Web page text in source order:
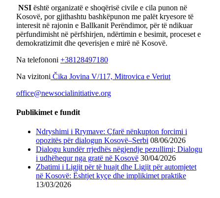
NSI është organizatë e shoqërisë civile e cila punon në
Kosovë, por gjithashtu bashkëpunon me palët kryesore të
interesit në rajonin e Ballkanit Perëndimor, për të ndikuar
përfundimisht në përfshirjen, ndërtimin e besimit, proceset e
demokratizimit dhe qeverisjen e mirë në Kosovë.
Na telefononi +38128497180
Na vizitoni Čika Jovina V/117, Mitrovica e Veriut
office@newsocialinitiative.org
Publikimet e fundit
Ndryshimi i Rrymave: Çfarë nënkupton forcimi i
opozitës për dialogun Kosovë–Serbi 08/06/2026
Dialogu kundër rrjedhës nëgjendje pezullimi; Dialogu
i udhëhequr nga gratë në Kosovë 30/04/2026
Zbatimi i Ligjit për të huajt dhe Ligjit për automjetet
në Kosovë: Ështjet kyçe dhe implikimet praktike
13/03/2026